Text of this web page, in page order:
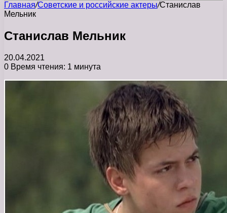
Главная/Советские и российские актеры/Станислав
Мельник
Станислав Мельник
20.04.2021
0 Время чтения: 1 минута